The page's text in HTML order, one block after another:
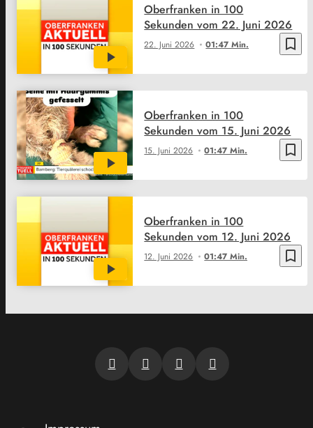
bookmark_border
22. Juni 2026 01:47 Min.
Oberfranken in 100
Sekunden vom 22. Juni 2026
bookmark_border
15. Juni 2026 01:47 Min.
Oberfranken in 100
Sekunden vom 15. Juni 2026
bookmark_border
12. Juni 2026 01:47 Min.
Oberfranken in 100
Sekunden vom 12. Juni 2026